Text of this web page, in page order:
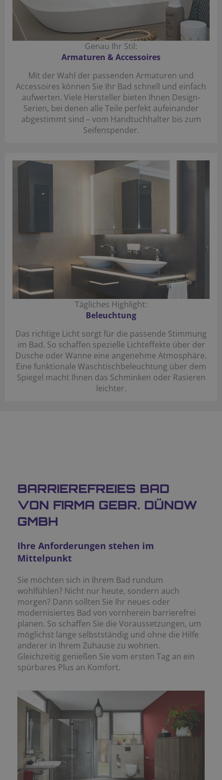
Genau Ihr Stil:
Armaturen & Accessoires
Mit der Wahl der passenden Armaturen und
Accessoires können Sie Ihr Bad schnell und einfach
aufwerten. Viele Hersteller bieten Ihnen Design-
Serien, bei denen alle Teile perfekt aufeinander
abgestimmt sind – vom Handtuchhalter bis zum
Seifenspender.
Tägliches Highlight:
Beleuchtung
Das richtige Licht sorgt für die passende Stimmung
im Bad. So schaffen spezielle Lichteffekte über der
Dusche oder Wanne eine angenehme Atmosphäre.
Eine funktionale Waschtischbeleuchtung über dem
Spiegel macht Ihnen das Schminken oder Rasieren
leichter.
BARRIEREFREIES BAD
VON FIRMA GEBR. DÜNOW
GMBH
Ihre Anforderungen stehen im
Mittelpunkt
Sie möchten sich in Ihrem Bad rundum
wohlfühlen? Nicht nur heute, sondern auch
morgen? Dann sollten Sie Ihr neues oder
modernisiertes Bad von vornherein barrierefrei
planen. So schaffen Sie die Voraussetzungen, um
möglichst lange selbstständig und ohne die Hilfe
anderer in Ihrem Zuhause zu wohnen.
Gleichzeitig genießen Sie vom ersten Tag an ein
spürbares Plus an Komfort.